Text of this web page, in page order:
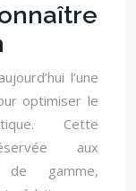
l’une
optimiser le
Cette
aux
de gamme,